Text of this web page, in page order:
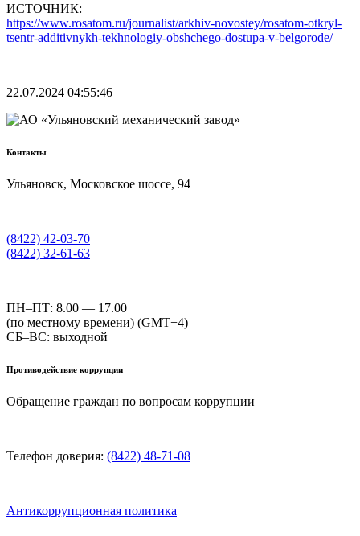
ИСТОЧНИК:
https://www.rosatom.ru/journalist/arkhiv-novostey/rosatom-otkryl-
tsentr-additivnykh-tekhnologiy-obshchego-dostupa-v-belgorode/
22.07.2024 04:55:46
Контакты
Ульяновск, Московское шоссе, 94
(8422) 42-03-70
(8422) 32-61-63
ПН–ПТ: 8.00 — 17.00
(по местному времени) (GMT+4)
СБ–ВС: выходной
Противодействие коррупции
Обращение граждан по вопросам коррупции
Телефон доверия: (8422) 48-71-08
Антикоррупционная политика